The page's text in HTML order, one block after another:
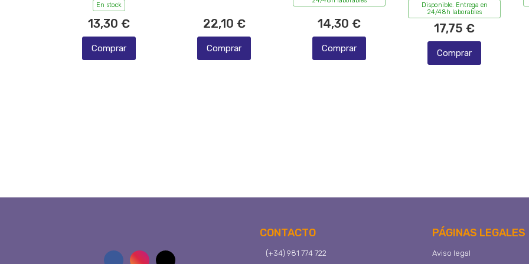
En stock
13,30 €
Comprar
22,10 €
Comprar
14,30 €
Comprar
Disponible. Entrega en
24/48h laborables
17,75 €
Comprar
CONTACTO
(+34) 981 774 722
PÁGINAS LEGALES
Aviso legal